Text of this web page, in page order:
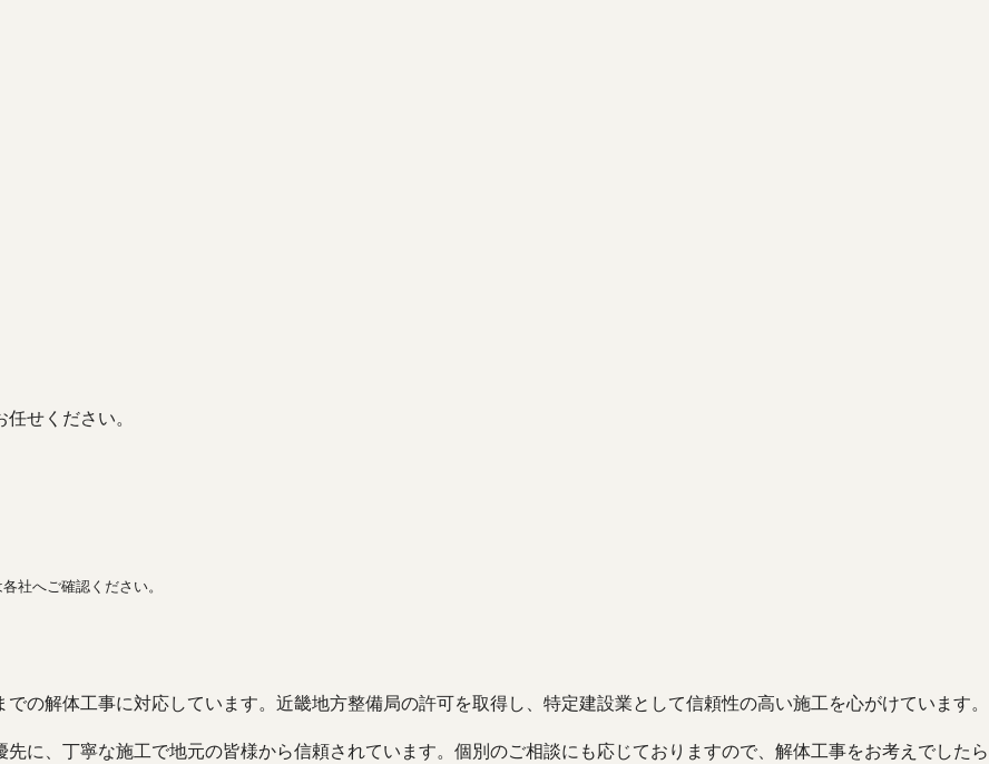
せください。
社へご確認ください。
の解体工事に対応しています。近畿地方整備局の許可を取得し、特定建設業として信頼性の高い施工を心がけています。
に、丁寧な施工で地元の皆様から信頼されています。個別のご相談にも応じておりますので、解体工事をお考えでしたら